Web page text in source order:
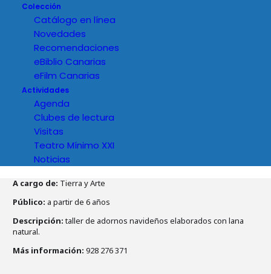
Colección
Catálogo en línea
Novedades
Recomendaciones
eBiblio Canarias
eFilm Canarias
Actividades
Agenda
Clubes de lectura
Visitas
Teatro Mínimo XXI
Noticias
Detalles del evento
A cargo de: Tierra y Arte
Público: a partir de 6 años
Descripción:taller de adornos navideños elaborados con lana
natural.
Más información: 928 276 371